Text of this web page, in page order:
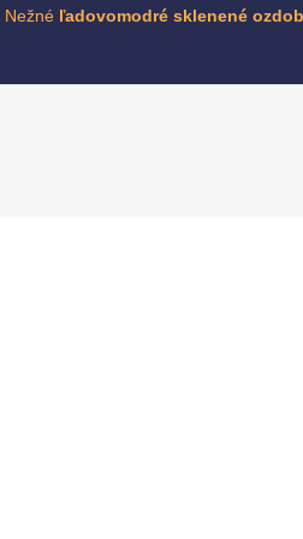
Nežné ľadovomodré sklenené